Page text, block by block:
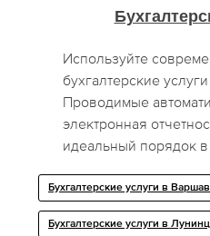
Используйте
бухгалтерские
Проводимые
электронная
идеальный порядок
Бухгалтерские услуги в
Бухгалтерские услуги в